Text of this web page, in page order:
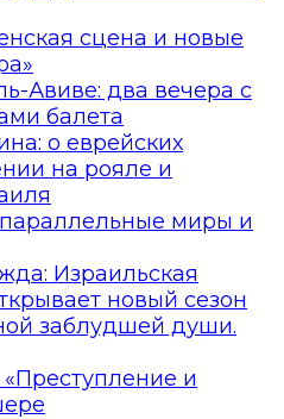
сцена и новые
Авиве: два вечера с
балета
о еврейских
на рояле и
миры и
Израильская
новый сезон
заблудшей души.
и